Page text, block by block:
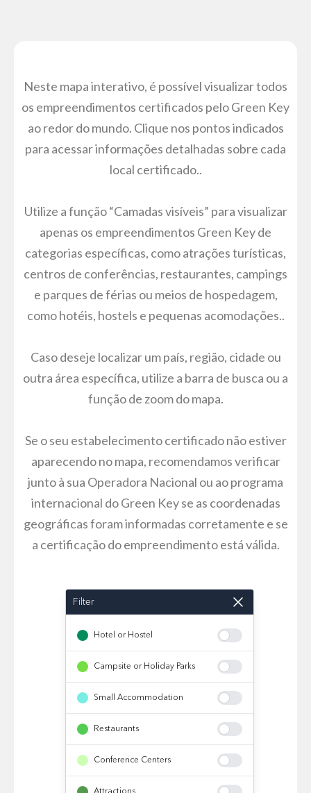
Neste mapa interativo, é possível visualizar todos
os empreendimentos certificados pelo Green Key
ao redor do mundo. Clique nos pontos indicados
para acessar informações detalhadas sobre cada
local certificado..
Utilize a função “Camadas visíveis” para visualizar
apenas os empreendimentos Green Key de
categorias específicas, como atrações turísticas,
centros de conferências, restaurantes, campings
e parques de férias ou meios de hospedagem,
como hotéis, hostels e pequenas acomodações..
Caso deseje localizar um país, região, cidade ou
outra área específica, utilize a barra de busca ou a
função de zoom do mapa.
Se o seu estabelecimento certificado não estiver
aparecendo no mapa, recomendamos verificar
junto à sua Operadora Nacional ou ao programa
internacional do Green Key se as coordenadas
geográficas foram informadas corretamente e se
a certificação do empreendimento está válida.